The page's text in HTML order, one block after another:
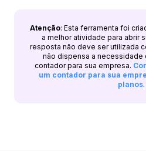
Atenção: Esta ferramenta foi
a melhor atividade para abrir
resposta não deve ser utilizada
não dispensa a necessidade
contador para sua empresa.
um contador para sua
planos.